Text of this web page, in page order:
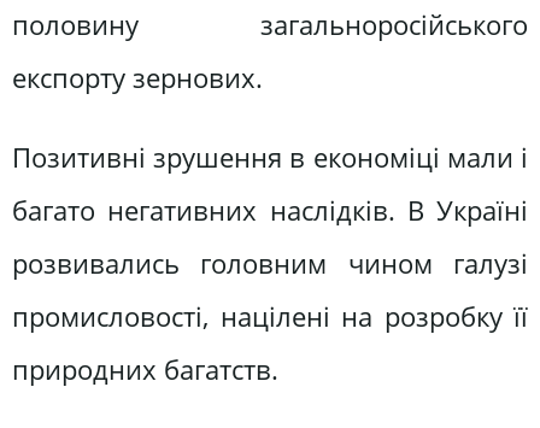
половину загальноросійського
експорту зернових.
Позитивні зрушення в економіці мали і
багато негативних наслідків. В Україні
розвивались головним чином галузі
промисловості, націлені на розробку її
природних багатств.